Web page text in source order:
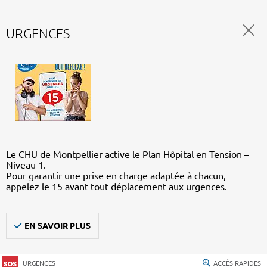
URGENCES
Le CHU de Montpellier active le Plan Hôpital en Tension –
Niveau 1.
Pour garantir une prise en charge adaptée à chacun,
appelez le 15 avant tout déplacement aux urgences.
EN SAVOIR PLUS
URGENCES ACCÈS RAPIDES